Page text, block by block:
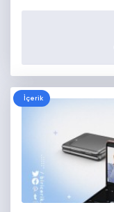
İçerik